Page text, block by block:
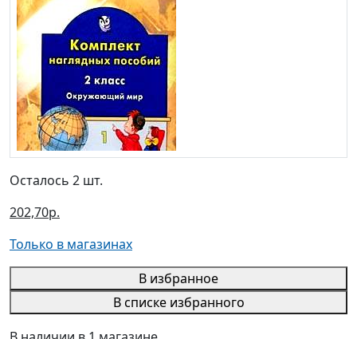
Осталось 2 шт.
202,70р.
Только в магазинах
В избранное
В списке избранного